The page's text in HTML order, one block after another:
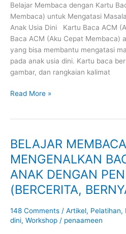
Belajar Membaca dengan Kartu
Membaca) untuk Mengatasi
Anak Usia Dini Kartu Baca ACM
Baca ACM (Aku Cepat Membaca)
yang bisa membantu mengatasi
pada anak usia dini. Kartu baca
gambar, dan rangkaian kalimat
untuk
Mengatasi
Masalah
Belajar
Membaca
pada
Anak
Dini
Read More »
BELAJAR
MENGENALKAN
ANAK DENGAN
(BERCERITA,
148 Comments / Artikel, Pelatihan,
dini, Workshop / penaameen
BELAJAR
MEMBACA
DAN
MENGENALKAN
BACA-
TULIS
PADA
ANAK